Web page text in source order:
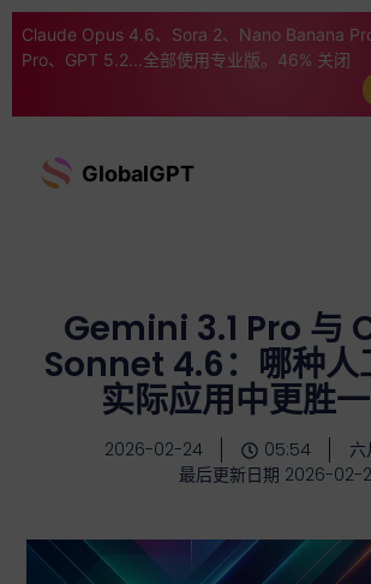
Claude Opus 4.6、Sora 2、Nano Banana
Pro、GPT 5.2...全部使用专业版。46% 关闭
GlobalGPT
Gemini 3.1 Pro 与
Sonnet 4.6：哪种人
实际应用中更胜一
2026-02-24 05:54
最后更新日期 2026-02-